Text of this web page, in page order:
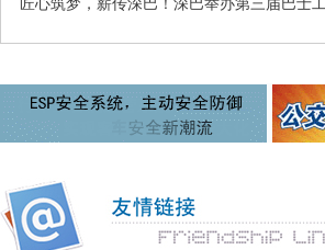
匠心筑梦，薪传深巴！深巴举办第三届巴士